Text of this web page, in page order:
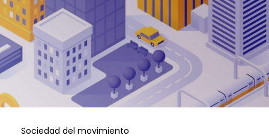
Sociedad del movimiento